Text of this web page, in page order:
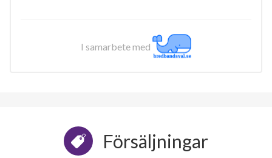
I samarbete med
Försäljningar